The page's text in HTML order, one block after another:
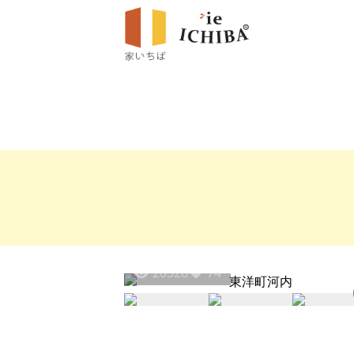
20328 74